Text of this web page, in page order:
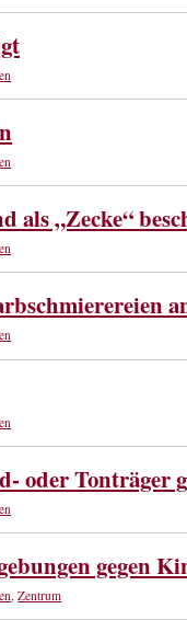
als „Zecke“
oder Tonträger
gegen
,Zentrum